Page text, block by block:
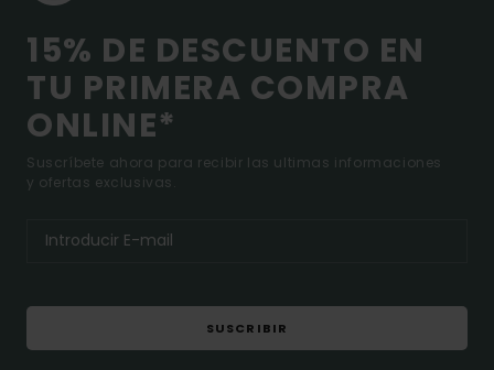
15% DE DESCUENTO EN
TU PRIMERA COMPRA
ONLINE*
Suscríbete ahora para recibir las ultimas informaciones
y ofertas exclusivas.
SUSCRIBIR